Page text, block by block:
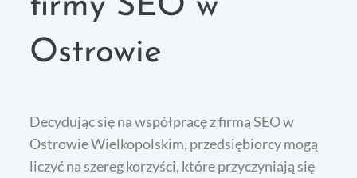
Ostrowie
Decydując się na współpracę z firmą SEO w
Ostrowie Wielkopolskim, przedsiębiorcy mogą
liczyć na szereg korzyści, które przyczyniają się